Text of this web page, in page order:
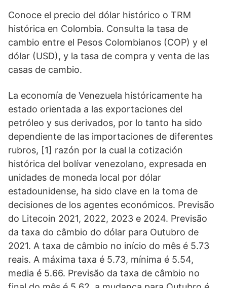
Conoce el precio del dólar histórico o TRM
histórica en Colombia. Consulta la tasa de
cambio entre el Pesos Colombianos (COP) y el
dólar (USD), y la tasa de compra y venta de las
casas de cambio.
La economía de Venezuela históricamente ha
estado orientada a las exportaciones del
petróleo y sus derivados, por lo tanto ha sido
dependiente de las importaciones de diferentes
rubros, [1] razón por la cual la cotización
histórica del bolívar venezolano, expresada en
unidades de moneda local por dólar
estadounidense, ha sido clave en la toma de
decisiones de los agentes económicos. Previsão
do Litecoin 2021, 2022, 2023 e 2024. Previsão
da taxa do câmbio do dólar para Outubro de
2021. A taxa de câmbio no início do mês é 5.73
reais. A máxima taxa é 5.73, mínima é 5.54,
media é 5.66. Previsão da taxa de câmbio no